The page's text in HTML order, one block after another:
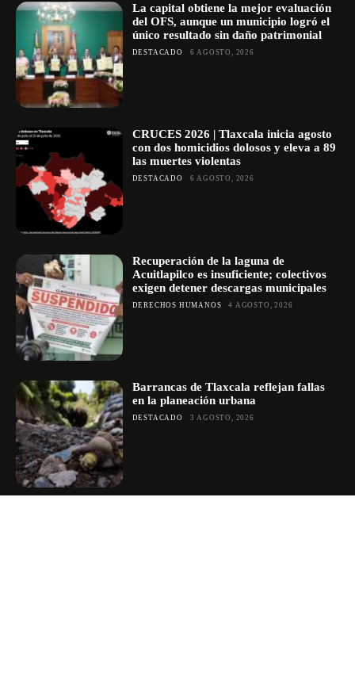
La capital obtiene la mejor evaluación
del OFS, aunque un municipio logró el
único resultado sin daño patrimonial
DESTACADO 6 AGOSTO, 2026
CRUCES 2026 | Tlaxcala inicia agosto
con dos homicidios dolosos y eleva a 89
las muertes violentas
DESTACADO 6 AGOSTO, 2026
Recuperación de la laguna de
Acuitlapilco es insuficiente; colectivos
exigen detener descargas municipales
DERECHOS HUMANOS 4 AGOSTO, 2026
Barrancas de Tlaxcala reflejan fallas
en la planeación urbana
DESTACADO 3 AGOSTO, 2026